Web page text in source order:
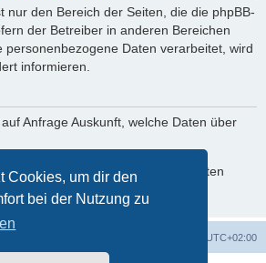
Cookies, um dir den
bei der Nutzung zu
nur den Bereich der Seiten, die die phpBB-
der Betreiber in anderen Bereichen
personenbezogene Daten verarbeitet, wird
informieren.
Anfrage Auskunft, welche Daten über
Löschung bzw. Sperrung deiner Daten
bitte den Betreiber.
UTC+02:00